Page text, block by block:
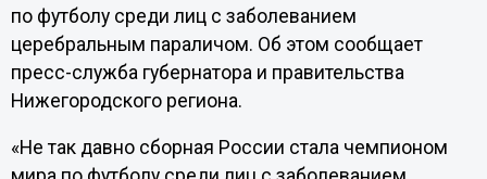
по футболу среди лиц с заболеванием
церебральным параличом. Об этом сообщает
пресс-служба губернатора и правительства
Нижегородского региона.
«Не так давно сборная России стала чемпионом